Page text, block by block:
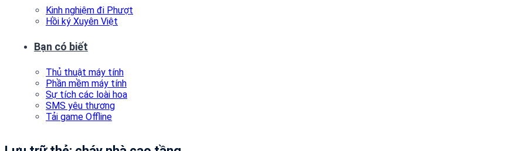
Kinh nghiệm đi Phượt
Hồi ký Xuyên Việt
Bạn có biết
Thủ thuật máy tính
Phần mềm máy tính
Sự tích các loài hoa
SMS yêu thương
Tải game Offline